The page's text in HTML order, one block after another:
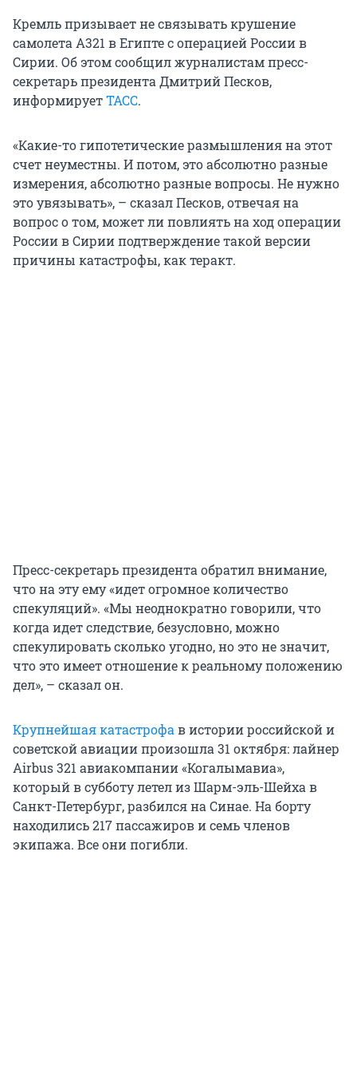
Кремль призывает не связывать крушение
самолета А321 в Египте с операцией России в
Сирии. Об этом сообщил журналистам пресс-
секретарь президента Дмитрий Песков,
информируетТАСС.
«Какие-то гипотетические размышления на этот
счет неуместны. И потом, это абсолютно разные
измерения, абсолютно разные вопросы. Не нужно
это увязывать», – сказал Песков, отвечая на
вопрос о том, может ли повлиять на ход операции
России в Сирии подтверждение такой версии
причины катастрофы, как теракт.
Пресс-секретарь президента обратил внимание,
что на эту ему «идет огромное количество
спекуляций». «Мы неоднократно говорили, что
когда идет следствие, безусловно, можно
спекулировать сколько угодно, но это не значит,
что это имеет отношение к реальному положению
дел», – сказал он.
Крупнейшая катастрофа в истории российской и
советской авиации произошла 31 октября: лайнер
Airbus 321 авиакомпании «Когалымавиа»,
который в субботу летел из Шарм-эль-Шейха в
Санкт-Петербург, разбился на Синае. На борту
находились 217 пассажиров и семь членов
экипажа. Все они погибли.